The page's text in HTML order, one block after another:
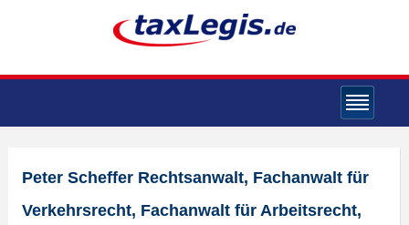
Peter Scheffer Rechtsanwalt, Fachanwalt für
Verkehrsrecht, Fachanwalt für Arbeitsrecht,